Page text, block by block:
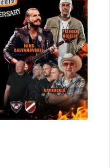
Līdz ar to cilvēki, kas
gadu, kas uzkrāts līdz
saņems1,72eiro, bet tie, kas
2,58 eiro.
piešķirta vecuma pensija 610
stāža 45 gadiem un pie tās
25 darba gadiem līdz 1995.
vecuma pensiju 658 eiro